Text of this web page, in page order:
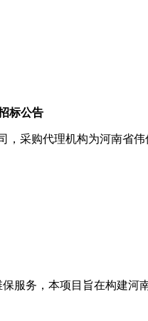
标公告
采购代理机构为河南省
服务，本项目旨在构建河